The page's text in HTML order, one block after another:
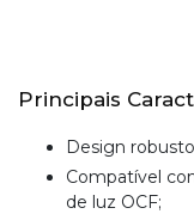
Principais
Design
Compatível
de luz OCF;